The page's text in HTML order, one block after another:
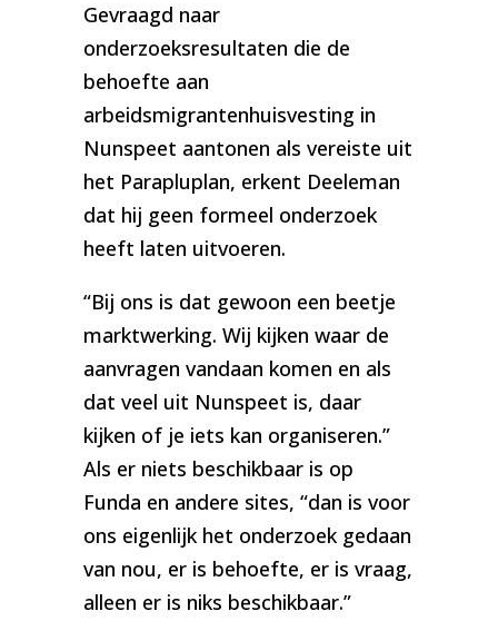
Gevraagd naar
onderzoeksresultaten die de
behoefte aan
arbeidsmigrantenhuisvesting in
Nunspeet aantonen als vereiste uit
het Parapluplan, erkent Deeleman
dat hij geen formeel onderzoek
heeft laten uitvoeren.
“Bij ons is dat gewoon een beetje
marktwerking. Wij kijken waar de
aanvragen vandaan komen en als
dat veel uit Nunspeet is, daar
kijken of je iets kan organiseren.”
Als er niets beschikbaar is op
Funda en andere sites, “dan is voor
ons eigenlijk het onderzoek gedaan
van nou, er is behoefte, er is vraag,
alleen er is niks beschikbaar.”